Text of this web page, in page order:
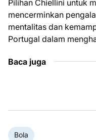
Pilihan Chiellini untuk
mencerminkan
mentalitas dan
Portugal dalam
Baca juga
Bola